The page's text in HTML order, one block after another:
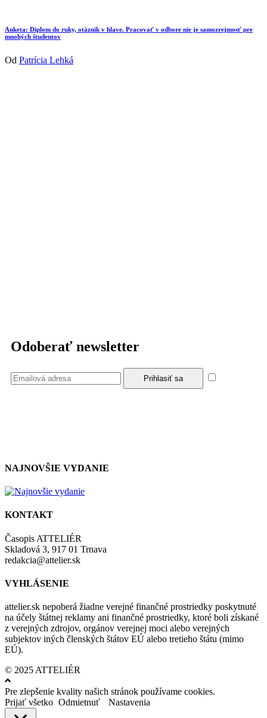
Anketa: Diplom do ruky, otáznik v hlave. Pracovať v odbore nie je samozrejmosť pre
mnohých študentov
Od Patrícia Lehká
Odoberať newsletter
NAJNOVŠIE VYDANIE
KONTAKT
Časopis ATTELIÉR
Skladová 3, 917 01 Trnava
redakcia@attelier.sk
VYHLÁSENIE
attelier.sk nepoberá žiadne verejné finančné prostriedky poskytnuté
na účely štátnej reklamy ani finančné prostriedky, ktoré boli získané
z verejných zdrojov, orgánov verejnej moci alebo verejných
subjektov iných členských štátov EÚ alebo tretieho štátu (mimo
EÚ).
© 2025 ATTELIÉR
Pre zlepšenie kvality našich stránok používame cookies.
Prijať všetko Odmietnuť Nastavenia